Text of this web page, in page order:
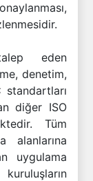
eden
denetim,
diğer ISO
Tüm
alanlarına
uygulama